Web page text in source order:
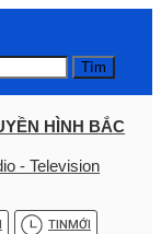
Tìm
HÌNH BẮC
- Television
TINMỚI